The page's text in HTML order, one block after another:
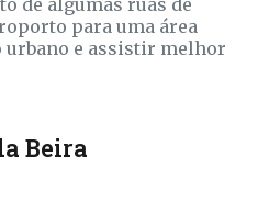
para uma área
urbano e assistir melhor
Beira